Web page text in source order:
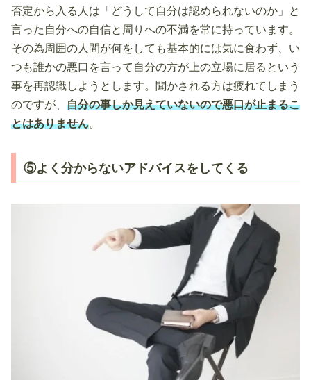
否定から入る人は「どうして自分は認められないのか」と
言った自分への自信と周りへの不満を常に持っています。
その為周囲の人間が何をしても基本的には気に食わず、い
つも誰かの悪口を言って自分の方が上の立場に居るという
事を再認識しようとします。聞かされる方は疲れてしまう
のですが、 自分の事しか見えていないので悪口が止まるこ
とはありません。
⑤よく分からないアドバイスをしてくる